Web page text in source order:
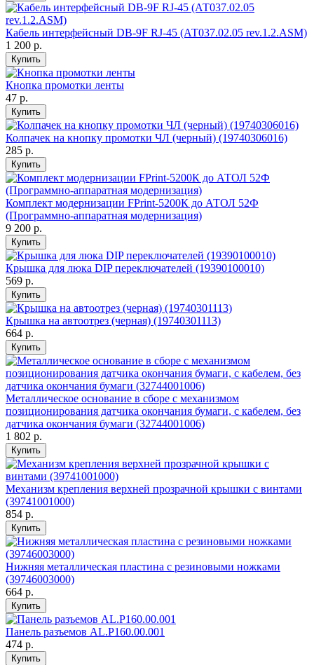
Кабель интерфейсный DB-9F RJ-45 (АТ037.02.05 rev.1.2.ASM)
1 200 р.
Купить
Кнопка промотки ленты
47 р.
Купить
Колпачек на кнопку промотки ЧЛ (черный) (19740306016)
285 р.
Купить
Комплект модернизации FPrint-5200К до АТОЛ 52Ф
(Программно-аппаратная модернизация)
9 200 р.
Купить
Крышка для люка DIP переключателей (19390100010)
569 р.
Купить
Крышка на автоотрез (черная) (19740301113)
664 р.
Купить
Металлическое основание в сборе с механизмом
позиционирования датчика окончания бумаги, с кабелем, без
датчика окончания бумаги (32744001006)
1 802 р.
Купить
Механизм крепления верхней прозрачной крышки с винтами
(39741001000)
854 р.
Купить
Нижняя металлическая пластина с резиновыми ножками
(39746003000)
664 р.
Купить
Панель разъемов AL.P160.00.001
474 р.
Купить